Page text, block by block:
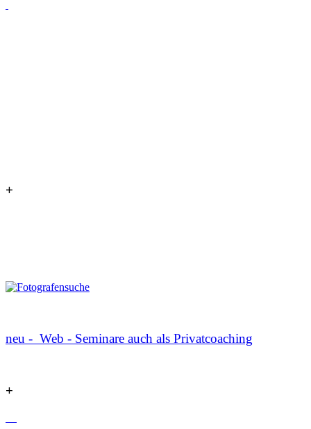
+
neu - Web - Seminare auch als Privatcoaching
+